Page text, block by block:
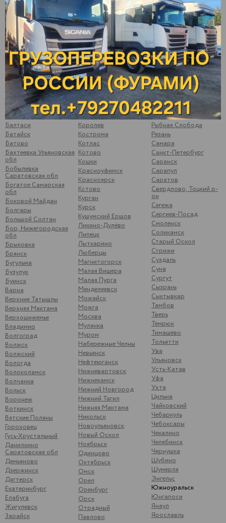
Алнаши
Альметьевск
Арамиль
Арзамас
Арск
Арти
Архангельск
Аша
Бавлы
Бакуры
Балаково
Балахна
Балезино
Балтаси
Батайск
Батово
Бахтеевка Ульяновская
обл
Бобылевка
Саратовская обл
Богатое Самарская
обл
Боковой Майдан
Болгары
Большой Солтан
Бор, Нижегородская
обл
Брыковка
Брянск
Бугульма
Бузулук
Буинск
Варна
Верхние Татышлы
Верхняя Мактама
Верхошижемье
Владимир
Волгоград
Волжск
Волжский
Вологда
Волоколамск
Волчанка
Вольск
Воронеж
Воткинск
Вятские Поляны
Гороховец
Гусь-Хрустальный
Данилкино
Саратовская обл
Демьяново
Дзержинск
Дягтерск
Екатеринбург
Елабуга
Жигулевск
Зарайск
Иваново
Ижевск
Йошкар-Ола
Казань
Калининск
Калуга
Камышлов
Катайск
Кемь
Киржач
Киров
Кирово-Чепецк
Ковров
Королев
Кострома
Котлас
Котово
Кошки
Красноуфимск
Красноярск
Кстово
Курган
Курск
Кушумский Ершов
Ликино-Дулёво
Липецк
Лыткарино
Люберцы
Магнитогорск
Малая Вишера
Малая Пурга
Менделеевск
Можайск
Можга
Москва
Мулянка
Муром
Набережные Челны
Невьянск
Нефтеюганск
Нижневартовск
Нижнекамск
Нижний Новгород
Нижний Тагил
Нижняя Мактама
Никольск
Новоульяновск
Новый Оскол
Ноябрьск
Одинцово
Октябрьск
Омск
Орел
Оренбург
Орск
Отрадный
Павлово
Первоуральск
Пермь
Подольск
Подосинки
Подымалово
Покачи
Полевской
Почеп
Починки
Псков
Пугачев
Ромоданово
Рыбинск
Рыбная Слобода
Рязань
Самара
Санкт-Петербург
Саранск
Сарапул
Саратов
Свердлово, Тоцкий р-
он
Сегежа
Сергиев-Посад
Смоленск
Соликамск
Старый Оскол
Стрижи
Суздаль
Суна
Сургут
Сызрань
Сыктывкар
Тамбов
Тверь
Темрюк
Тимашево
Тольятти
Ува
Ульяновск
Усть-Катав
Уфа
Ухта
Цильна
Чайковский
Чебаркуль
Чебоксары
Чекалино
Челябинск
Чернушка
Шубино
Шумерля
Энгельс
Южноуральск
Юнгапоси
Янаул
Ярославль